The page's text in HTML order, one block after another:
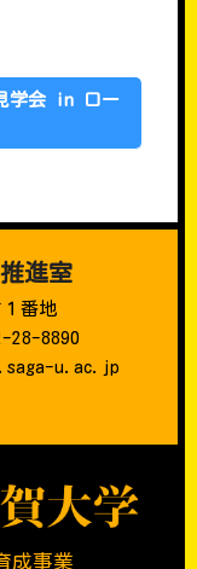
学会 in ロー
成事業
進室
番地
28-8890
u.ac.jp